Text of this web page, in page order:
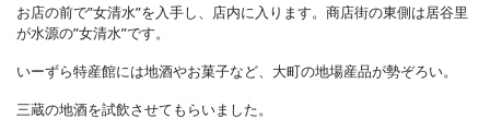
お店の前で”女清水”を入手し、店内に入ります。商店街の東側は居谷里
が水源の”女清水”です。
いーずら特産館には地酒やお菓子など、大町の地場産品が勢ぞろい。
三蔵の地酒を試飲させてもらいました。